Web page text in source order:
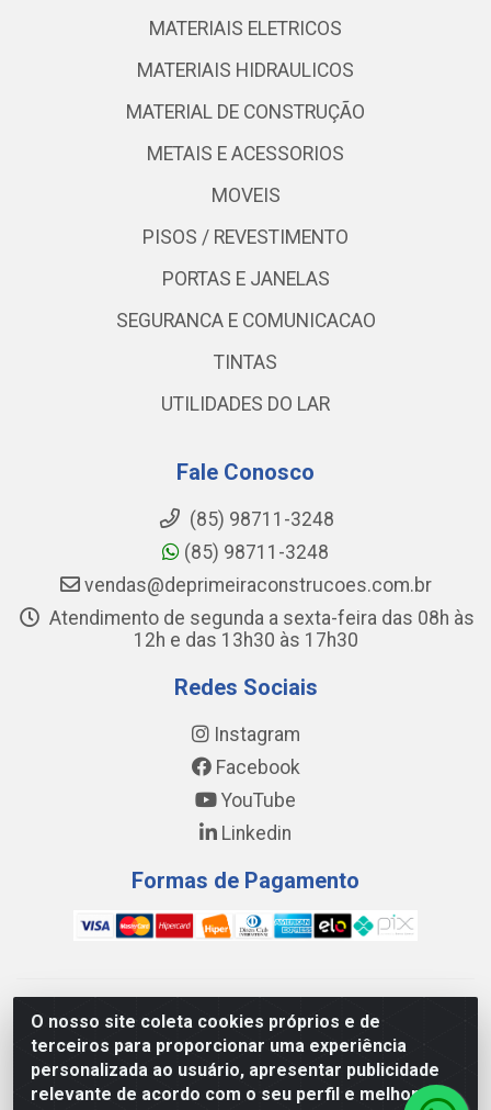
O nosso site coleta cookies próprios e de
terceiros para proporcionar uma experiência
personalizada ao usuário, apresentar publicidade
relevante de acordo com o seu perfil e melhorar a
MATERIAIS ELETRICOS
MATERIAIS HIDRAULICOS
MATERIAL DE CONSTRUÇÃO
METAIS E ACESSORIOS
MOVEIS
PISOS / REVESTIMENTO
PORTAS E JANELAS
SEGURANCA E COMUNICACAO
TINTAS
UTILIDADES DO LAR
Fale Conosco
(85) 98711-3248
(85) 98711-3248
vendas@deprimeiraconstrucoes.com.br
Atendimento de segunda a sexta-feira das 08h às
12h e das 13h30 às 17h30
Redes Sociais
Instagram
Facebook
YouTube
Linkedin
Formas de Pagamento
WING DISTRIBUIDORA COMÉRCIO E LOGÍSTICA DE MATERIAL
DE CONSTRUÇÕES LTDA - AV. DA INTEGRAÇÃO, 790 -
PATRÍCIA GOMES, CAUCAIA/CE - CEP 61.604-505 - CNPJ
17.523.384/0001-20